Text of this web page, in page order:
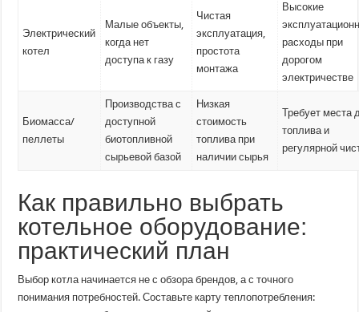
Электрический
котел
Малые объекты,
когда нет
доступа к газу
Чистая
эксплуатация,
простота
монтажа
Высокие
расходы при
дорогом
электричестве
Биомасса/
пеллеты
Производства с
доступной
биотопливной
сырьевой базой
Низкая
стоимость
топлива при
наличии сырья
Требует места
топлива и
регулярной
Как правильно выбрать
котельное оборудование:
практический план
Выбор котла начинается не с обзора брендов, а с точного
понимания потребностей. Составьте карту теплопотребления: